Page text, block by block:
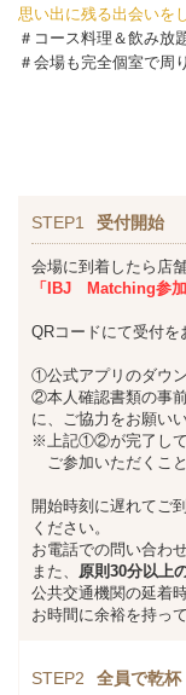
思い出に残る出会いを
＃コース料理＆飲み
＃会場も完全個室で周
STEP1 受付開始
会場に到着したら店
「IBJ Matching参
QRコードにて受付を
①公式アプリのダウ
②本人確認書類の事
に、ご協力をお願い
※上記①②が完了して
ご参加いただくこと
開始時刻に遅れてご
ください。
お電話での問い合わ
また、 原則30分以上
公共交通機関の延着
お時間に余裕を持っ
STEP2 全員で乾杯